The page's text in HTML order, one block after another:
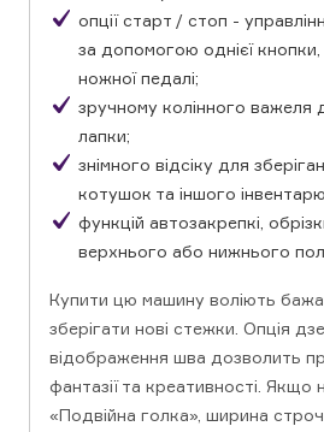
опції старт / стоп -
за допомогою однієї
ножної педалі;
зручному колінного важеля
лапки;
знімного відсіку для
котушок та іншого
функцій автозакрепкі,
верхнього або нижнього
Купити цю машину воліють
зберігати нові стежки. Опція
відображення шва дозволить
фантазії та креативності. Якщо
«Подвійна голка», ширина